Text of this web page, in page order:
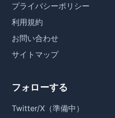
プライバシーポリシー
利用規約
お問い合わせ
サイトマップ
フォローする
Twitter/X（準備中）